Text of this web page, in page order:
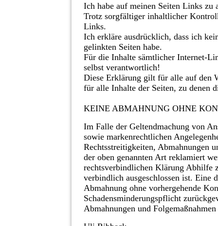
Ich habe auf meinen Seiten Links
Trotz sorgfältiger inhaltlicher
Links.
Ich erkläre ausdrücklich, dass ich
gelinkten Seiten habe.
Für die Inhalte sämtlicher Internet-
selbst verantwortlich!
Diese Erklärung gilt für alle auf den
für alle Inhalte der Seiten, zu denen
KEINE ABMAHNUNG OHNE
Im Falle der Geltendmachung von
sowie markenrechtlichen
Rechtsstreitigkeiten, Abmahnungen
der oben genannten Art reklamiert
rechtsverbindlichen Klärung Abhilfe
verbindlich ausgeschlossen ist. Eine
Abmahnung ohne vorhergehende
Schadensminderungspflicht
Abmahnungen und